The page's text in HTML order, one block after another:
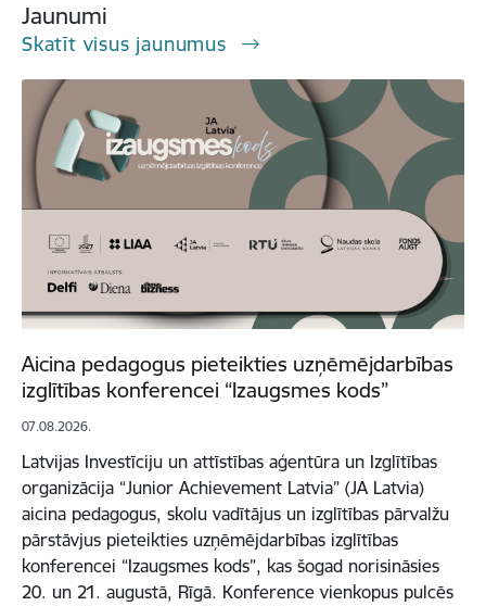
Jaunumi
Skatīt visus jaunumus
Aicina pedagogus pieteikties uzņēmējdarbības
izglītības konferencei “Izaugsmes kods”
07.08.2026.
Latvijas Investīciju un attīstības aģentūra un Izglītības
organizācija “Junior Achievement Latvia” (JA Latvia)
aicina pedagogus, skolu vadītājus un izglītības pārvalžu
pārstāvjus pieteikties uzņēmējdarbības izglītības
konferencei “Izaugsmes kods”, kas šogad norisināsies
20. un 21. augustā, Rīgā. Konference vienkopus pulcēs